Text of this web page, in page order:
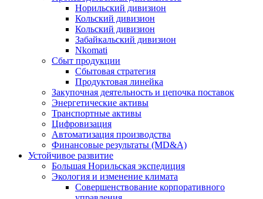
Норильский дивизион
Кольский дивизион
Кольский дивизион
Забайкальский дивизион
Nkomati
Сбыт продукции
Сбытовая стратегия
Продуктовая линейка
Закупочная деятельность и цепочка поставок
Энергетические активы
Транспортные активы
Цифровизация
Автоматизация производства
Финансовые результаты (MD&A)
Устойчивое развитие
Большая Норильская экспедиция
Экология и изменение климата
Совершенствование корпоративного